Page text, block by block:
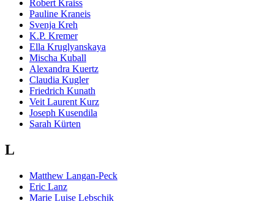
Robert Kraiss
Pauline Kraneis
Svenja Kreh
K.P. Kremer
Ella Kruglyanskaya
Mischa Kuball
Alexandra Kuertz
Claudia Kugler
Friedrich Kunath
Veit Laurent Kurz
Joseph Kusendila
Sarah Kürten
L
Matthew Langan-Peck
Eric Lanz
Marie Luise Lebschik